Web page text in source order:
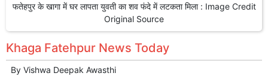
फतेहपुर के खागा में घर लापता युवती का शव फंदे में लटकता मिला : Image Credit
Original Source
Khaga Fatehpur News Today
By Vishwa Deepak Awasthi